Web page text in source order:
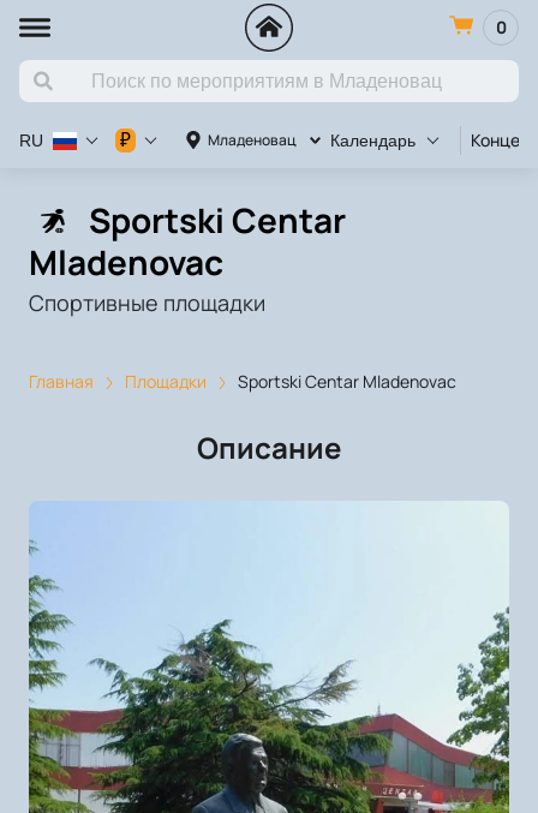
0
Младеновац Календарь Концерт
RU ₽
Sportski Centar
Mladenovac
Спортивные площадки
Главная Площадки Sportski Centar Mladenovac
Описание